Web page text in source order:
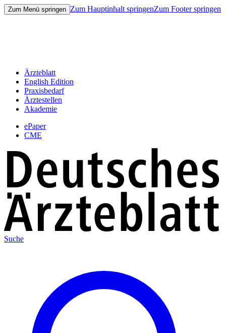
Zum Menü springen Zum Hauptinhalt springenZum Footer springen
Ärzteblatt
English Edition
Praxisbedarf
Ärztestellen
Akademie
ePaper
CME
Suche